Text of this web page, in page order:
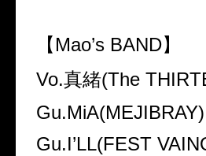
【Mao’s BAND】
Vo.真緒(The
Gu.MiA(MEJIBRAY)
Gu.I’LL(FEST